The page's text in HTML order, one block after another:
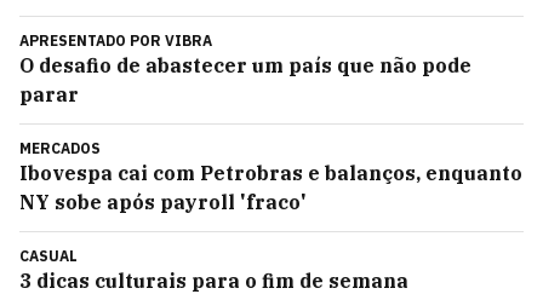
APRESENTADO POR VIBRA
O desafio de abastecer um país que não pode
parar
MERCADOS
Ibovespa cai com Petrobras e balanços, enquanto
NY sobe após payroll 'fraco'
CASUAL
3 dicas culturais para o fim de semana